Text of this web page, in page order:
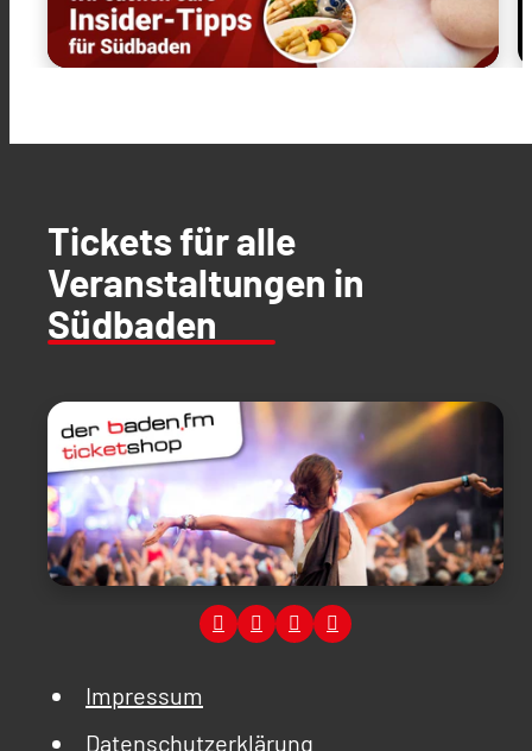
Tickets für alle
Veranstaltungen in
Südbaden
Impressum
Datenschutzerklärung